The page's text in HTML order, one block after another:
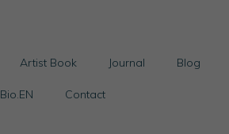
Artist Book Journal Blog
Bio.EN Contact